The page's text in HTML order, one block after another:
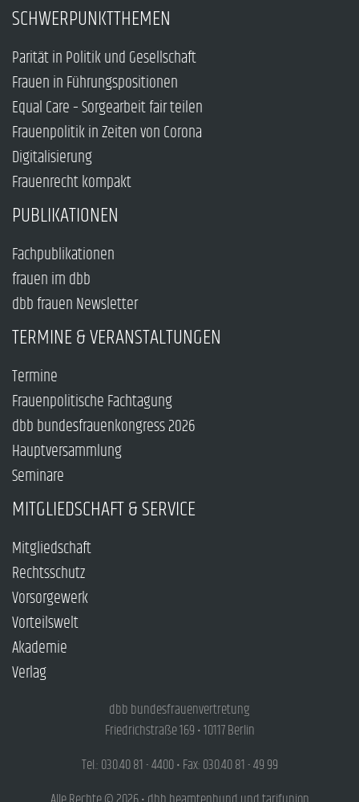
SCHWERPUNKTTHEMEN
Parität in Politik und Gesellschaft
Frauen in Führungspositionen
Equal Care – Sorgearbeit fair teilen
Frauenpolitik in Zeiten von Corona
Digitalisierung
Frauenrecht kompakt
PUBLIKATIONEN
Fachpublikationen
frauen im dbb
dbb frauen Newsletter
TERMINE & VERANSTALTUNGEN
Termine
Frauenpolitische Fachtagung
dbb bundesfrauenkongress 2026
Hauptversammlung
Seminare
MITGLIEDSCHAFT & SERVICE
Mitgliedschaft
Rechtsschutz
Vorsorgewerk
Vorteilswelt
Akademie
Verlag
dbb bundesfrauenvertretung
Friedrichstraße 169 • 10117 Berlin
Tel.: 030.40 81 - 4400 • Fax: 030.40 81 - 49 99